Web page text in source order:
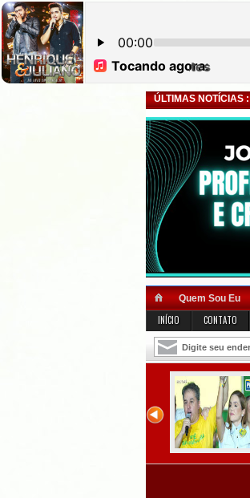
ÚLTIMAS NOTÍCIAS :
Quem Sou Eu
INÍCIO CONTATO
para concorrer ao
quarto mandato de